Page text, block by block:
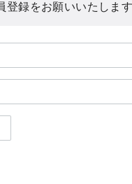
登録をお願いいたしま